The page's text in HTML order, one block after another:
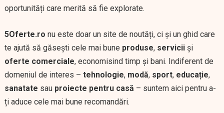
oportunități care merită să fie explorate.
5Oferte.ro nu este doar un site de noutăți, ci și un ghid care
te ajută să găsești cele mai bune produse, serviciiși
oferte comerciale, economisind timp și bani. Indiferent de
domeniul de interes – tehnologie, modă, sport, educație,
sanatate sau proiecte pentru casă – suntem aici pentru a-
ți aduce cele mai bune recomandări.